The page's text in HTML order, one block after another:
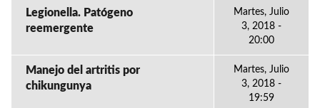
Legionella. Patógeno
reemergente
Martes, Julio
3, 2018 -
20:00
Manejo del artritis por
chikungunya
Martes, Julio
3, 2018 -
19:59